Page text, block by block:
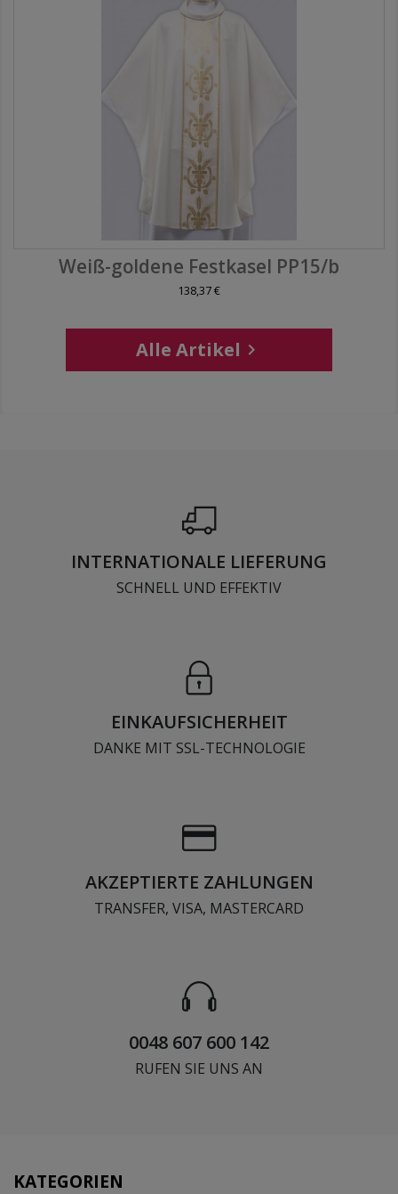
Weiß-goldene Festkasel PP15/b
138,37 €
Alle Artikel 
INTERNATIONALE LIEFERUNG
SCHNELL UND EFFEKTIV
EINKAUFSICHERHEIT
DANKE MIT SSL-TECHNOLOGIE
AKZEPTIERTE ZAHLUNGEN
TRANSFER, VISA, MASTERCARD
0048 607 600 142
RUFEN SIE UNS AN
KATEGORIEN